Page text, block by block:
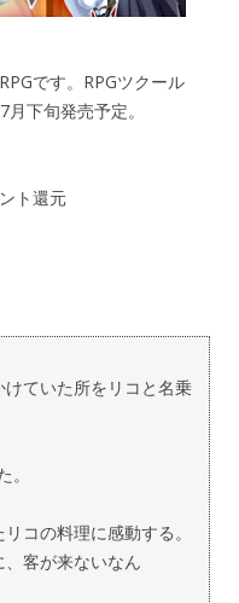
です。RPGツクール
月下旬発売予定。
ト還元
ていた所をリコと名乗
コの料理に感動する。
、客が来ないなん